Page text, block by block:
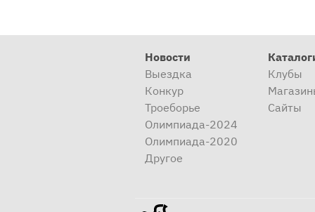
Новости
Выездка
Конкур
Троеборье
Олимпиада-2024
Олимпиада-2020
Другое
Клубы
Сайты